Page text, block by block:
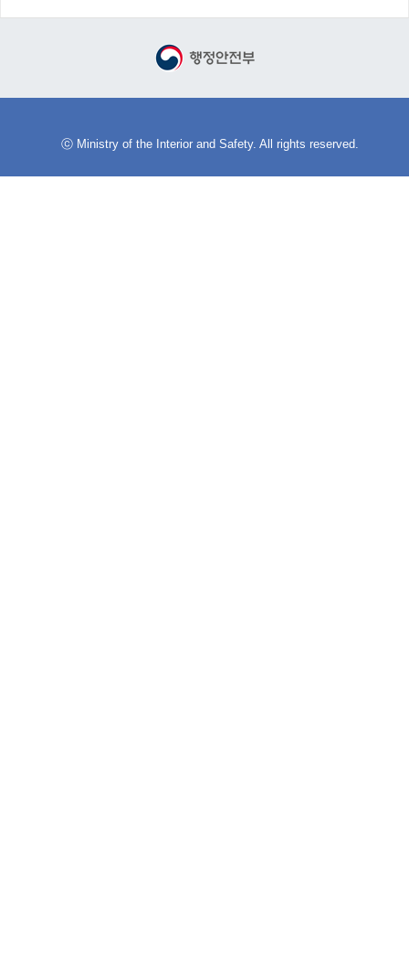
ⓒ Ministry of the Interior and Safety. All rights reserved.